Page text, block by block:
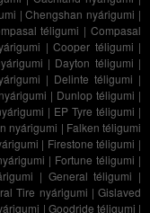
|Chengshan nyárigumi |
téligumi |Compasal
| Cooper téligumi |
| Dayton téligumi |
| Delinte téligumi |
| Dunlop téligumi |
| EP Tyre téligumi |
nyárigumi | Falken téligumi
| Firestone téligumi |
| Fortune téligumi |
| General téligumi |
Tire nyárigumi |Gislaved
| Goodride téligumi |